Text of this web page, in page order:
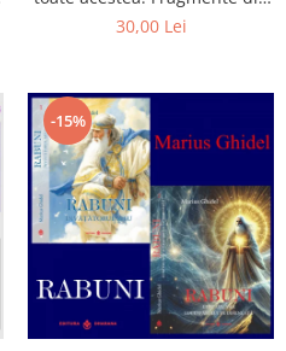
cărțile lui Marius Ghidel
30,00 Lei
-15%